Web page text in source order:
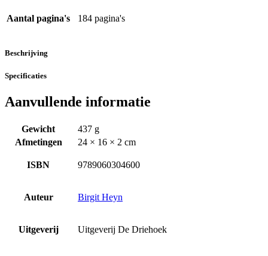
Aantal pagina's 184 pagina's
Beschrijving
Specificaties
Aanvullende informatie
Gewicht
437 g
Afmetingen
24 × 16 × 2 cm
ISBN 9789060304600
Auteur Birgit Heyn
Uitgeverij Uitgeverij De Driehoek